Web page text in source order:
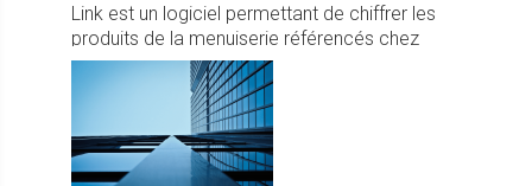
Link est un logiciel permettant de chiffrer les
produits de la menuiserie référencés chez
HerculePro et de coordonner la gestion de
votre entreprise. Simuléo de son côté est
destiné à simuler sur une photographie le
résultat final d’un produit choisi parmi vos
fabricants partenaires. Ces deux logiciels